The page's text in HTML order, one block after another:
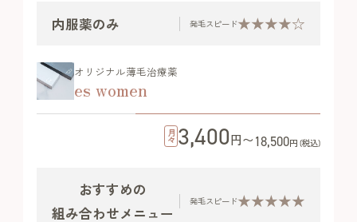
内服薬のみ 発毛スピード★★★★☆
オリジナル薄毛治療薬
es women
月々3,400 円〜18,500円 (税込)
おすすめの
組み合わせメニュー
発毛スピード★★★★★